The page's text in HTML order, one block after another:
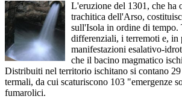
L'eruzione del 1301, che ha
trachitica dell'Arso,
sull'Isola in ordine di tempo.
differenziali, i terremoti e, in
manifestazioni esalativo-
che il bacino magmatico
Distribuiti nel territorio ischitano si contano
termali, da cui scaturiscono 103 "emergenze
fumarolici.